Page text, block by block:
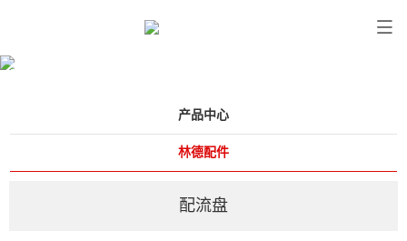
产品中心
产品中心
林德配件
配流盘